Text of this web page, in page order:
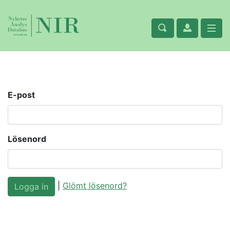
E-post
Lösenord
Glömt lösenord?